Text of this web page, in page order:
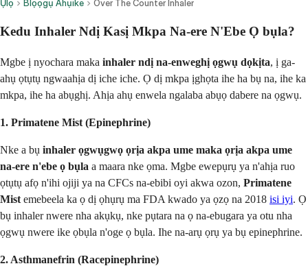
Ụlọ Blọọgụ Ahụike Over The Counter Inhaler
Kedu Inhaler Ndị Kasị Mkpa Na-ere N'Ebe Ọ bụla?
Mgbe ị nyochara maka inhaler ndị na-enweghị ọgwụ dọkịta, ị ga-
ahụ ọtụtụ ngwaahịa dị iche iche. Ọ dị mkpa ịghọta ihe ha bụ na, ihe ka
mkpa, ihe ha abụghị. Ahịa ahụ enwela ngalaba abụọ dabere na ọgwụ.
1. Primatene Mist (Epinephrine)
Nke a bụ inhaler ọgwụgwọ ọrịa akpa ume maka ọrịa akpa ume
na-ere n'ebe ọ bụla a maara nke ọma. Mgbe ewepụrụ ya n'ahịa ruo
ọtụtụ afọ n'ihi ojiji ya na CFCs na-ebibi oyi akwa ozon, Primatene
Mist emebeela ka ọ dị ọhụrụ ma FDA kwado ya ọzọ na 2018 isi iyi. Ọ
bụ inhaler nwere nha akụkụ, nke pụtara na ọ na-ebugara ya otu nha
ọgwụ nwere ike ọbụla n'oge ọ bụla. Ihe na-arụ ọrụ ya bụ epinephrine.
2. Asthmanefrin (Racepinephrine)